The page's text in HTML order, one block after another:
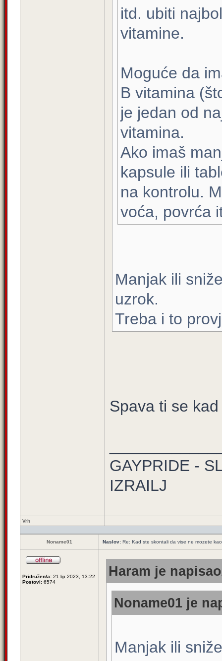
itd. ubiti
vitamine.
Moguće da
B vitamina
je jedan od
vitamina.
Ako imaš
kapsule ili
na kontrolu.
voća, povrća
Manjak ili
uzrok.
Treba i to
Spava ti se
GAYPRIDE -
IZRAILJ
Vrh
Noname01 Naslov: Re: Kad ste skontali da vise ne mozete
Pridružen/a: 21 lip 2023, 13:22
Postovi: 6574
Haram je
Noname01 je
Manjak ili